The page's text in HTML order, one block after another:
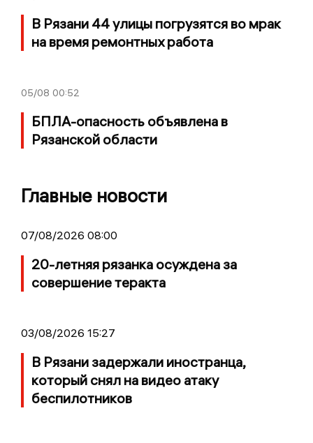
В Рязани 44 улицы погрузятся во мрак
на время ремонтных работа
05/08 00:52
БПЛА-опасность объявлена в
Рязанской области
Главные новости
07/08/2026 08:00
20-летняя рязанка осуждена за
совершение теракта
03/08/2026 15:27
В Рязани задержали иностранца,
который снял на видео атаку
беспилотников